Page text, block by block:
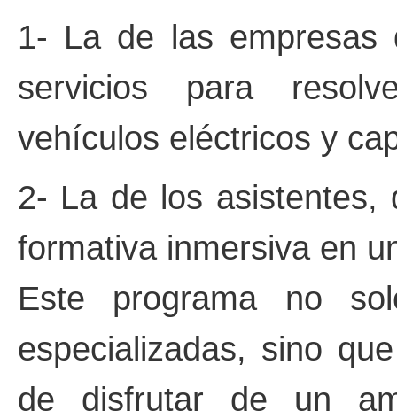
1- La de las empresas
servicios para
vehículos eléctricos y
2- La de los asistentes,
formativa inmersiva en
Este programa no
especializadas, sino
de disfrutar de un